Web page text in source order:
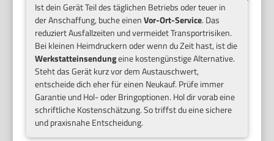
Ist dein Gerät Teil des täglichen Betriebs oder teuer in
der Anschaffung, buche einenVor-Ort-Service. Das
reduziert Ausfallzeiten und vermeidet Transportrisiken.
Bei kleinen Heimdruckern oder wenn du Zeit hast, ist die
Werkstatteinsendungeine kostengünstige Alternative.
Steht das Gerät kurz vor dem Austauschwert,
entscheide dich eher für einen Neukauf. Prüfe immer
Garantie und Hol- oder Bringoptionen. Hol dir vorab eine
schriftliche Kostenschätzung. So triffst du eine sichere
und praxisnahe Entscheidung.